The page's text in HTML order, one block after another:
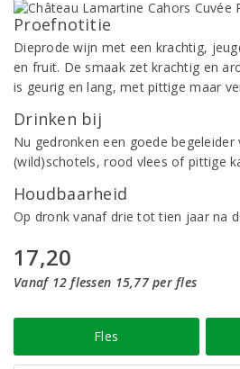
Proefnotitie
Dieprode wijn met een krachtig,
en fruit. De smaak zet krachtig en
is geurig en lang, met pittige maar
Drinken bij
Nu gedronken een goede begeleider
(wild)schotels, rood vlees of pittige
Houdbaarheid
Op dronk vanaf drie tot tien jaar na
17,20
Vanaf 12 flessen 15,77 per fles
Fles